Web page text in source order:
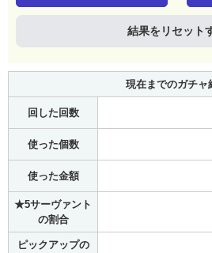
結果をリセット
現在までのガチャ
回した回数
使った個数
使った金額
★5サーヴァント
の割合
ピックアップの